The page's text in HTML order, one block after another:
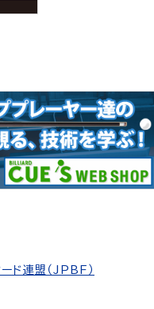
ド連盟（JPBF）